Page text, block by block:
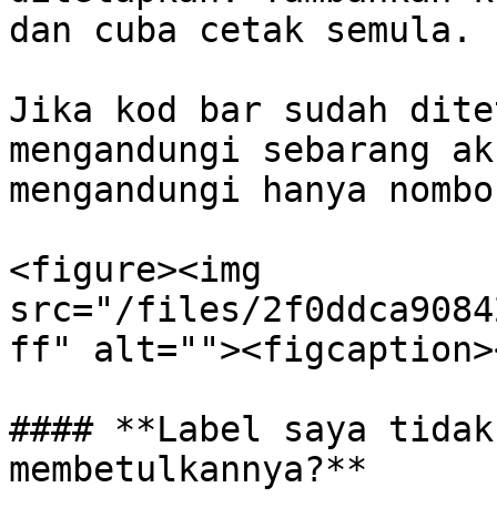
dan cuba cetak semula.
Jika kod bar sudah
mengandungi sebarang
mengandungi hanya
<figure><img
src="/files/
ff"
#### **Label saya
membetulkannya?**